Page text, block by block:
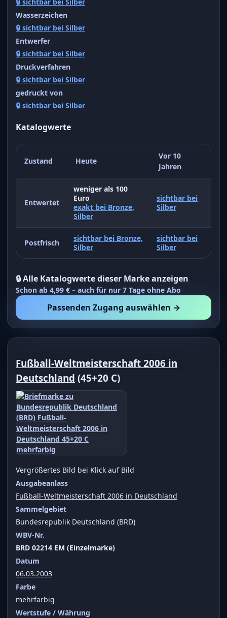
Wasserzeichen
🔒 sichtbar bei Silber
Entwerfer
🔒 sichtbar bei Silber
Druckverfahren
🔒 sichtbar bei Silber
gedruckt von
🔒 sichtbar bei Silber
Katalogwerte
Zustand Heute
Vor 10
Jahren
Entwertet
weniger als 100
Euro
exakt bei Bronze,
Silber
sichtbar bei
Silber
Postfrisch
sichtbar bei Bronze,
Silber
sichtbar bei
Silber
🔒 Alle Katalogwerte dieser Marke anzeigen
Schon ab 4,99 € – auch für nur 7 Tage ohne Abo
Passenden Zugang auswählen →
Fußball-Weltmeisterschaft 2006 in
Deutschland (45+20 C)
Vergrößertes Bild bei Klick auf Bild
Ausgabeanlass
Fußball-Weltmeisterschaft 2006 in Deutschland
Sammelgebiet
Bundesrepublik Deutschland (BRD)
WBV-Nr.
BRD 02214 EM (Einzelmarke)
Datum
06.03.2003
Farbe
mehrfarbig
Wertstufe / Währung